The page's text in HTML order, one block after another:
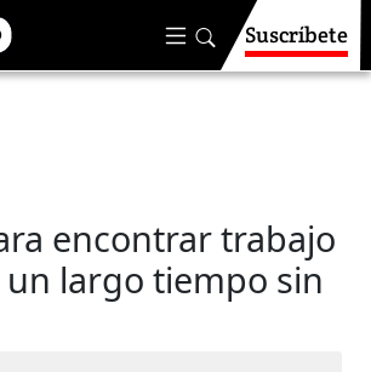
Suscríbete
encontrar trabajo
largo tiempo sin